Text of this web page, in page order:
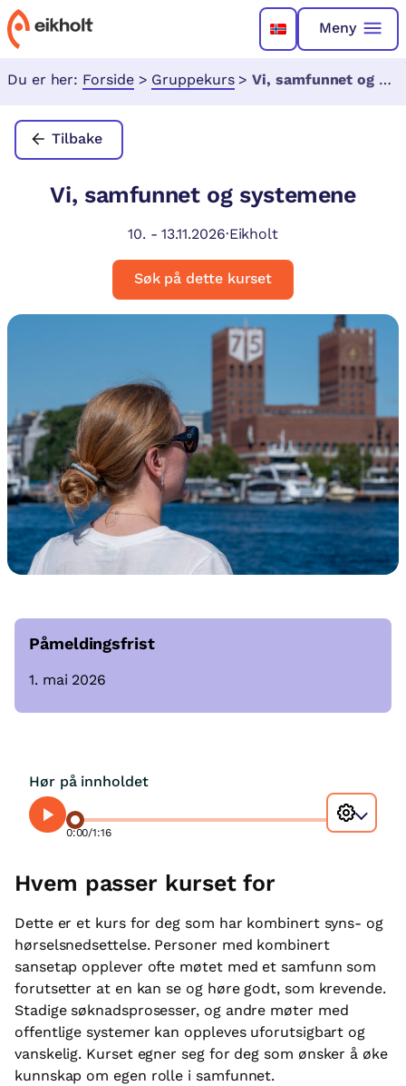
Meny
Du er her: Forside > Gruppekurs > Vi, samfunnet og systemene
Tilbake
Vi, samfunnet og systemene
10. -13.11.2026·Eikholt
Søk på dette kurset
Påmeldingsfrist
1. mai 2026
Hør på innholdet
0:00/1:16
Hvem passer kurset for
Dette er et kurs for deg som har kombinert syns- og
hørselsnedsettelse. Personer med kombinert
sansetap opplever ofte møtet med et samfunn som
forutsetter at en kan se og høre godt, som krevende.
Stadige søknadsprosesser, og andre møter med
offentlige systemer kan oppleves uforutsigbart og
vanskelig. Kurset egner seg for deg som ønsker å øke
kunnskap om egen rolle i samfunnet.